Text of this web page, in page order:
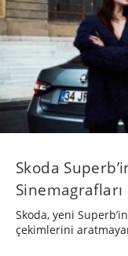
Skoda
Sinemagrafları
Skoda, yeni
çekimlerini